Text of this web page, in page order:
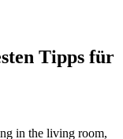
Tipps für